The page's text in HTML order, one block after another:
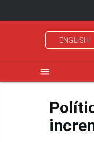
ENGLISH
menu